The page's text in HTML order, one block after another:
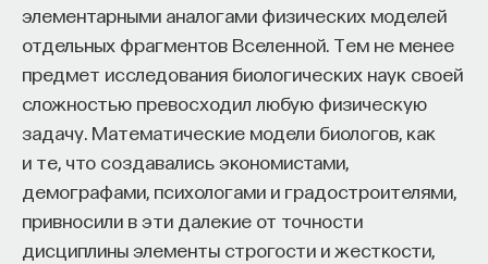
элементарными аналогами физических моделей
отдельных фрагментов Вселенной. Тем не менее
предмет исследования биологических наук своей
сложностью превосходил любую физическую
задачу. Математические модели биологов, как
и те, что создавались экономистами,
демографами, психологами и градостроителями,
привносили в эти далекие от точности
дисциплины элементы строгости и жесткости,
Внеси свой вклад в дело
просвещения!
а потом вы его решили переместить на улицу:
пусть он там двигается и дойдет до какого-то
целевого состояния на улице. Это те же самые
действия, но описание состояния, которое
он получает, например, с сенсоров, немного
другое. Тут возникает необходимость обучаться
не с нуля, а используя предыдущие знания.
На помощь приходит иерархическое обучение
с подкреплением.